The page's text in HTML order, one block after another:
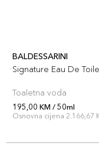
BALDESSARINI
Signature Eau De
Toaletna voda
195,00 KM / 50ml
Osnovna cijena 2.166,67